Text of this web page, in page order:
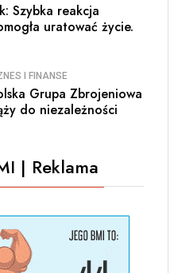
Szybka reakcja
uratować życie.
I FINANSE
Grupa Zbrojeniowa
do niezależności
| Reklama